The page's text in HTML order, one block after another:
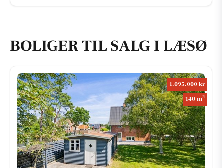
BOLIGER TIL SALG I LÆSØ
1.095.000 kr
140 m2